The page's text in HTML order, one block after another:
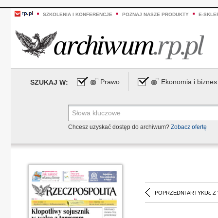
SZKOLENIA I KONFERENCJE POZNAJ NASZE PRODUKTY E-
SZUKAJ W: Prawo Ekonomia i biznes
Chcesz uzyskać dostęp do archiwum? Zobacz ofertę
POPRZEDNI ARTYKUŁ Z